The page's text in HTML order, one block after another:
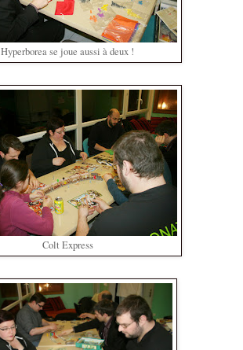
Hyperborea se joue aussi à deux !
Colt Express